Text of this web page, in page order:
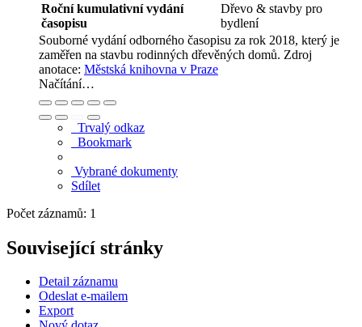
Roční kumulativní vydání
časopisu
Dřevo & stavby pro
bydlení
Souborné vydání odborného časopisu za rok 2018, který je
zaměřen na stavbu rodinných dřevěných domů. Zdroj
anotace: Městská knihovna v Praze
Načítání…
Trvalý odkaz
Bookmark
Vybrané dokumenty
Sdílet
Počet záznamů: 1
Související stránky
Detail záznamu
Odeslat e-mailem
Export